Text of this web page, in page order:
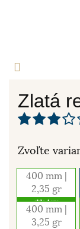
Zlatá
Zvoľte
400 mm |
2,35 gr
skladom
400 mm |
3,25 gr